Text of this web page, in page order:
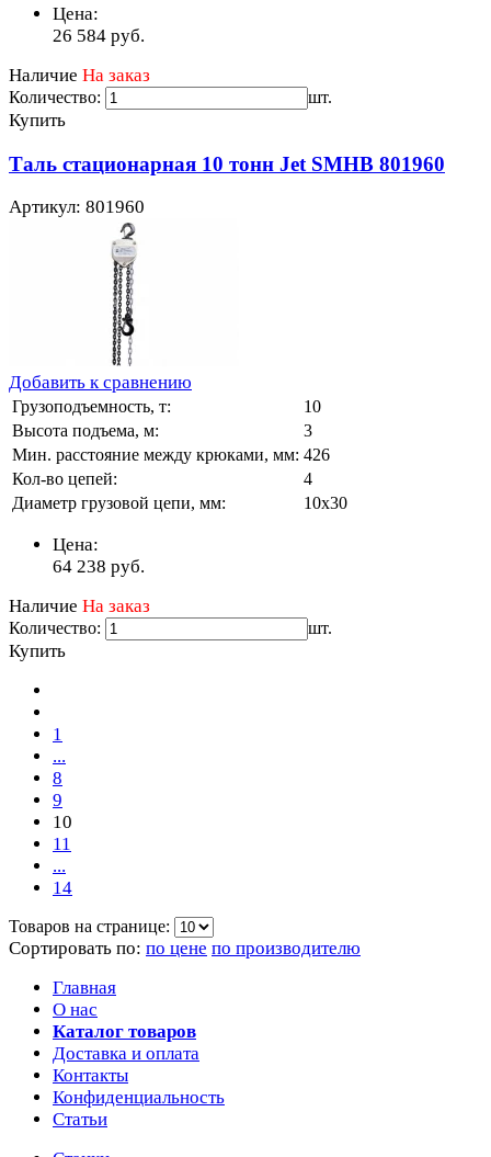
Цена:
26 584 руб.
Наличие На заказ
Количество: шт.
Купить
Таль стационарная 10 тонн Jet SMHB 801960
Артикул: 801960
Добавить к сравнению
Грузоподъемность, т:
10
Высота подъема, м:
3
Мин. расстояние между крюками, мм: 426
Кол-во цепей:
4
Диаметр грузовой цепи, мм:
10х30
Цена:
64 238 руб.
Наличие На заказ
Количество: шт.
Купить
1
...
8
9
10
11
...
14
Товаров на странице:
Сортировать по: по цене по производителю
Главная
О нас
Каталог товаров
Доставка и оплата
Контакты
Конфиденциальность
Статьи